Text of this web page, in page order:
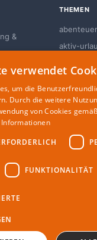
&
THEMEN
abenteuer
aktiv-
familie
glamping
Impressum
verwendet
um die
Durch die weitere
von Cookies
FUNKTIONALITÄT